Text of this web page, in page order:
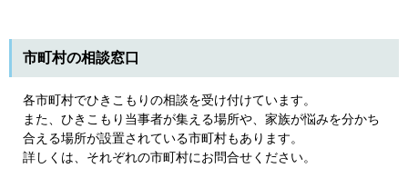
市町村の相談窓口
各市町村でひきこもりの相談を受け付けています。
また、ひきこもり当事者が集える場所や、家族が悩みを分かち
合える場所が設置されている市町村もあります。
詳しくは、それぞれの市町村にお問合せください。